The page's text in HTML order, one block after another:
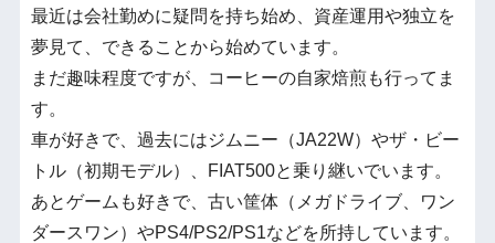
最近は会社勤めに疑問を持ち始め、資産運用や独立を
夢見て、できることから始めています。
まだ趣味程度ですが、コーヒーの自家焙煎も行ってま
す。
車が好きで、過去にはジムニー（JA22W）やザ・ビー
トル（初期モデル）、FIAT500と乗り継いでいます。
あとゲームも好きで、古い筐体（メガドライブ、ワン
ダースワン）やPS4/PS2/PS1などを所持しています。